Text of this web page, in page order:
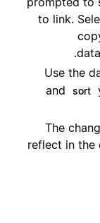
to link.
Use the
and sort
The
reflect in the